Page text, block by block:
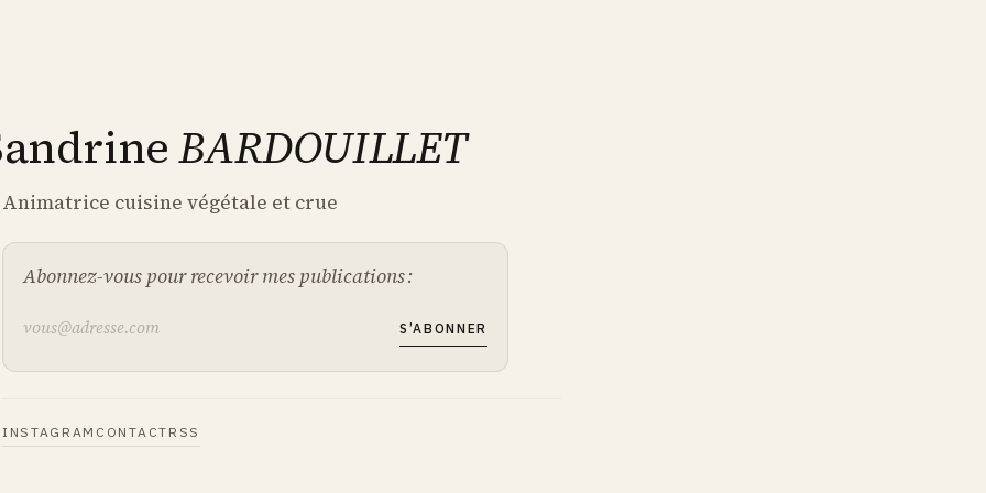
BARDOUILLET
Animatrice cuisine végétale et crue
Abonnez-vous pour recevoir mes publications :
S’ABONNER
INSTAGRAM CONTACT RSS